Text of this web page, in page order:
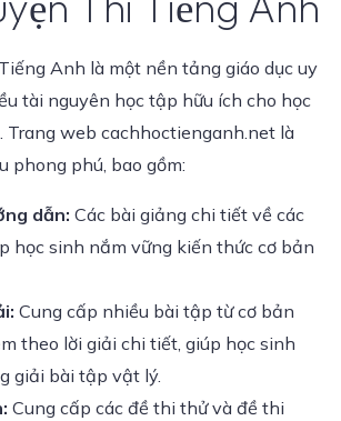
Anh là một nền tảng giáo dục uy
tài nguyên học tập hữu ích cho học
Trang web cachhoctienganh.net là
phong phú, bao gồm:
dẫn: Các bài giảng chi tiết về các
học sinh nắm vững kiến thức cơ bản
Cung cấp nhiều bài tập từ cơ bản
theo lời giải chi tiết, giúp học sinh
giải bài tập vật lý.
Cung cấp các đề thi thử và đề thi